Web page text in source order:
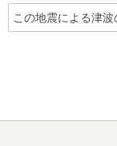
この地震による津波